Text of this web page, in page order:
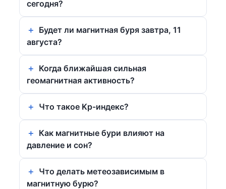
сегодня?
Будет ли магнитная буря завтра, 11
августа?
Когда ближайшая сильная
геомагнитная активность?
Что такое Kp-индекс?
Как магнитные бури влияют на
давление и сон?
Что делать метеозависимым в
магнитную бурю?